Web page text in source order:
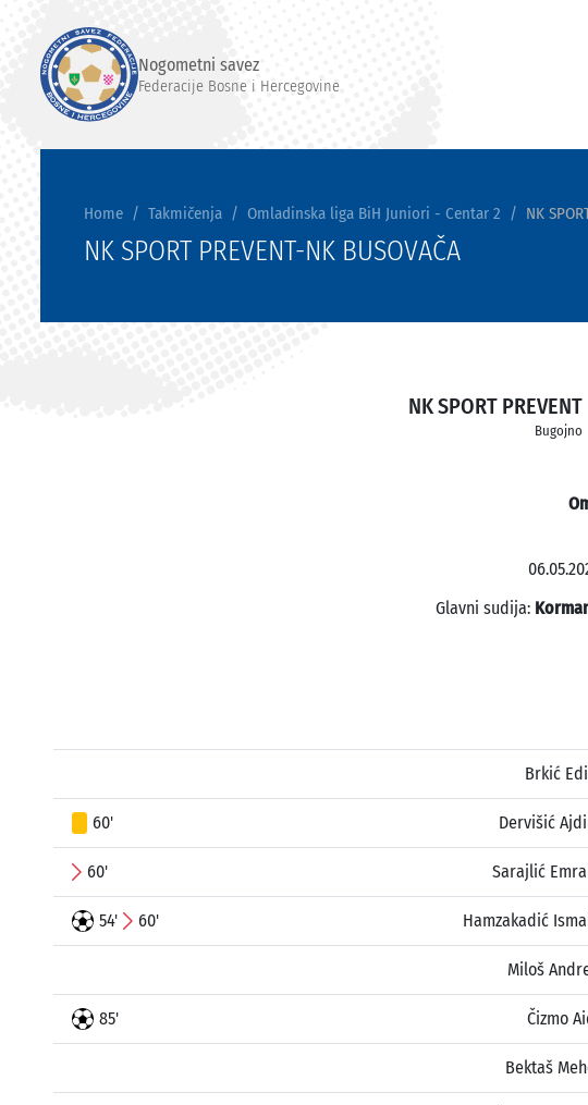
Nogometni savez
Federacije Bosne i Hercegovine
Home Takmičenja Omladinska liga BiH Juniori - Centar 2 NK
NK SPORT PREVENT-NK BUSOVAČA
NK SPORT PREVENT
Bugojno
Glavni sudija:
Brkić
60' Dervišić
60' Sarajlić
54' 60' Hamzakadić
Miloš
85' Čizmo
Bektaš